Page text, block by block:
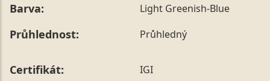
Barva: Light Greenish-Blue
Průhlednost: Průhledný
Certifikát: IGI